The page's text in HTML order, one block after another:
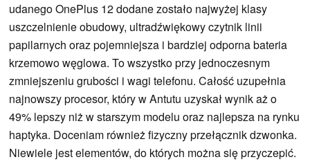
udanego OnePlus 12 dodane zostało najwyżej klasy
uszczelnienie obudowy, ultradźwiękowy czytnik linii
papilarnych oraz pojemniejsza i bardziej odporna bateria
krzemowo węglowa. To wszystko przy jednoczesnym
zmniejszeniu grubości i wagi telefonu. Całość uzupełnia
najnowszy procesor, który w Antutu uzyskał wynik aż o
49% lepszy niż w starszym modelu oraz najlepsza na rynku
haptyka. Doceniam również fizyczny przełącznik dzwonka.
Niewiele jest elementów, do których można się przyczepić.